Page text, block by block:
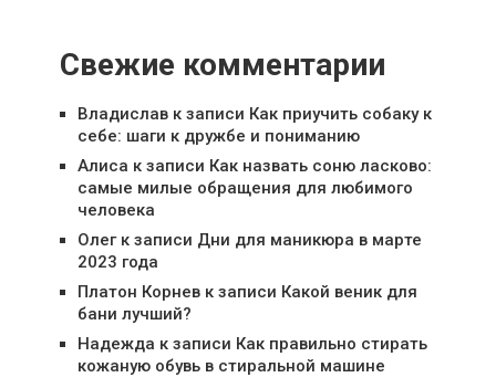
Свежие комментарии
Владиславк записи Как приучить собаку к
себе: шаги к дружбе и пониманию
Алиса к записи Как назвать соню ласково:
самые милые обращения для любимого
человека
Олегк записи Дни для маникюра в марте
2023 года
Платон Корневк записи Какой веник для
бани лучший?
Надежда к записи Как правильно стирать
кожаную обувь в стиральной машине